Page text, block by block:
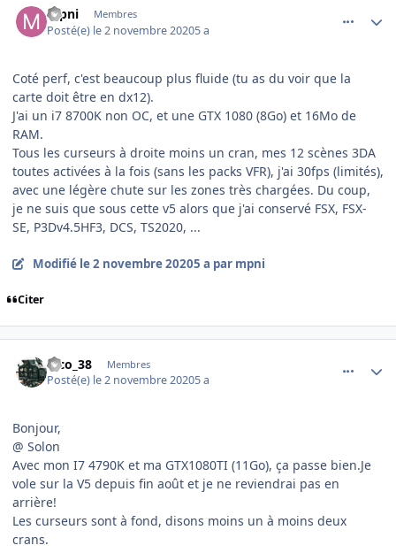
mpni Membres
Posté(e) le 2 novembre 20205 a
Coté perf, c'est beaucoup plus fluide (tu as du voir que la
carte doit être en dx12).
J'ai un i7 8700K non OC, et une GTX 1080 (8Go) et 16Mo de
RAM.
Tous les curseurs à droite moins un cran, mes 12 scènes 3DA
toutes activées à la fois (sans les packs VFR), j'ai 30fps (limités),
avec une légère chute sur les zones très chargées. Du coup,
je ne suis que sous cette v5 alors que j'ai conservé FSX, FSX-
SE, P3Dv4.5HF3, DCS, TS2020, ...
Modifié le 2 novembre 20205 a par mpni
Citer
nico_38 Membres
Posté(e) le 2 novembre 20205 a
Bonjour,
@ Solon
Avec mon I7 4790K et ma GTX1080TI (11Go), ça passe bien.Je
vole sur la V5 depuis fin août et je ne reviendrai pas en
arrière!
Les curseurs sont à fond, disons moins un à moins deux
crans.